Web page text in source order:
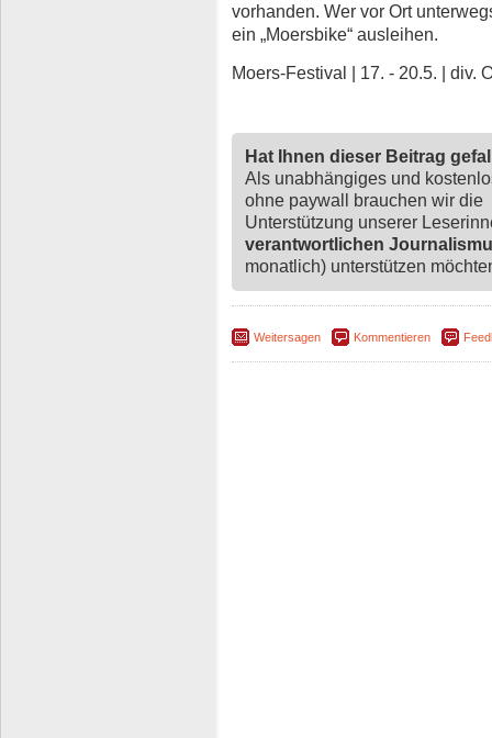
vorhanden. Wer vor Ort
ein „Moersbike“ ausleihen.
Moers-Festival | 17. - 20.5. | div.
Hat Ihnen dieser Beitrag
Als unabhängiges und
ohne paywall brauchen wir die
Unterstützung unserer
verantwortlichen
monatlich) unterstützen
Weitersagen Kommentieren